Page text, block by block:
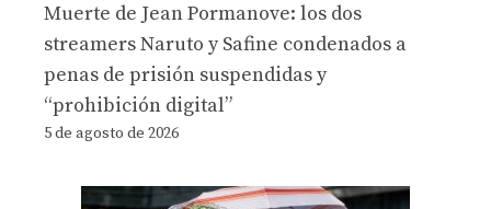
Muerte de Jean Pormanove: los dos
streamers Naruto y Safine condenados a
penas de prisión suspendidas y
“prohibición digital”
5 de agosto de 2026